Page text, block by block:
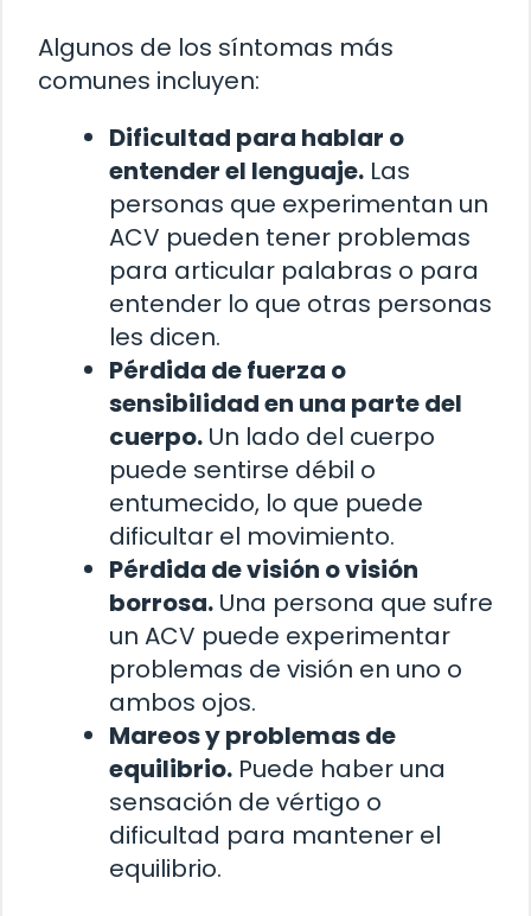
Algunos de los síntomas más
comunes incluyen:
Dificultad para hablar o
entender el lenguaje. Las
personas que experimentan un
ACV pueden tener problemas
para articular palabras o para
entender lo que otras personas
les dicen.
Pérdida de fuerza o
sensibilidad en una parte del
cuerpo. Un lado del cuerpo
puede sentirse débil o
entumecido, lo que puede
dificultar el movimiento.
Pérdida de visión o visión
borrosa. Una persona que sufre
un ACV puede experimentar
problemas de visión en uno o
ambos ojos.
Mareos y problemas de
equilibrio. Puede haber una
sensación de vértigo o
dificultad para mantener el
equilibrio.